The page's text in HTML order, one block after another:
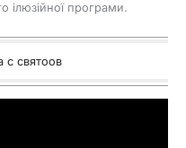
ілюзійної програми.
c святоов